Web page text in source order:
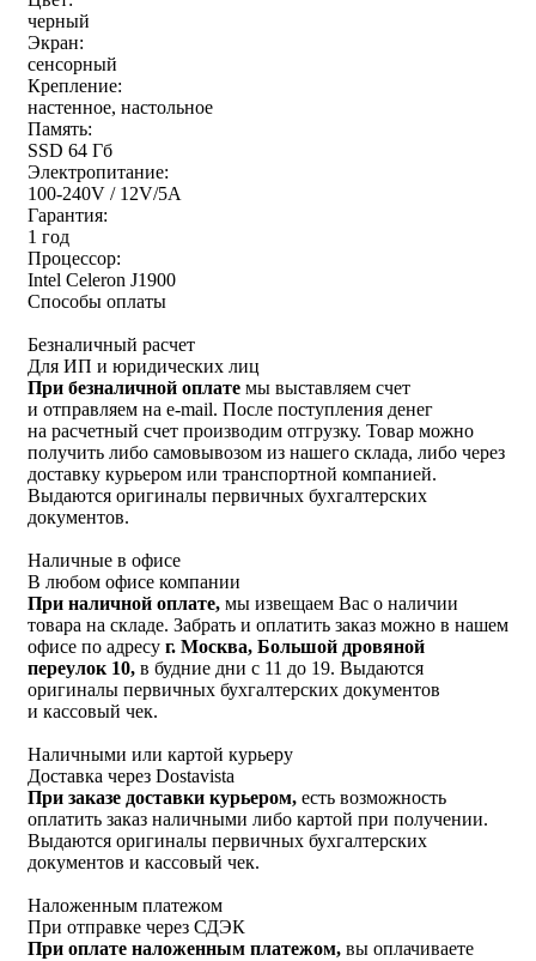
черный
Экран:
сенсорный
Крепление:
настенное, настольное
Память:
SSD 64 Гб
Электропитание:
100-240V / 12V/5A
Гарантия:
1 год
Процессор:
Intel Celeron J1900
Способы оплаты
Безналичный расчет
Для ИП и юридических лиц
При безналичной оплате мы выставляем счет
и отправляем на e-mail. После поступления денег
на расчетный счет производим отгрузку. Товар можно
получить либо самовывозом из нашего склада, либо через
доставку курьером или транспортной компанией.
Выдаются оригиналы первичных бухгалтерских
документов.
Наличные в офисе
В любом офисе компании
При наличной оплате, мы извещаем Вас о наличии
товара на складе. Забрать и оплатить заказ можно в нашем
офисе по адресу г. Москва, Большой дровяной
переулок 10, в будние дни с 11 до 19. Выдаются
оригиналы первичных бухгалтерских документов
и кассовый чек.
Наличными или картой курьеру
Доставка через Dostavista
При заказе доставки курьером, есть возможность
оплатить заказ наличными либо картой при получении.
Выдаются оригиналы первичных бухгалтерских
документов и кассовый чек.
Наложенным платежом
При отправке через СДЭК
При оплате наложенным платежом, вы оплачиваете